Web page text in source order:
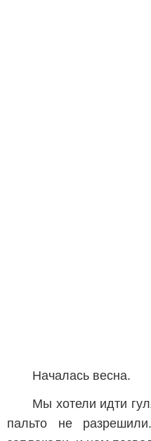
Началась весна.
Мы хотели идти
пальто не